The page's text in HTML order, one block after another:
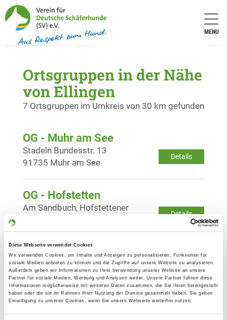
Diese Webseite verwendet Cookies
Wir verwenden Cookies, um Inhalte und Anzeigen zu personalisieren, Funktionen für
soziale Medien anbieten zu können und die Zugriffe auf unsere Website zu analysieren.
Außerdem geben wir Informationen zu Ihrer Verwendung unserer Website an unsere
Partner für soziale Medien, Werbung und Analysen weiter. Unsere Partner führen diese
Informationen möglicherweise mit weiteren Daten zusammen, die Sie ihnen bereitgestellt
haben oder die sie im Rahmen Ihrer Nutzung der Dienste gesammelt haben. Sie geben
Einwilligung zu unseren Cookies, wenn Sie unsere Webseite weiterhin nutzen.
MENU
Ortsgruppen in der Nähe
von Ellingen
7 Ortsgruppen im Umkreis von 30 km gefunden
OG - Muhr am See
Details
Stadeln Bundesstr. 13
91735 Muhr am See
OG - Hofstetten
Details
Am Sandbuch, Hofstettener
91154 Roth-Hofstetten
OG - Langenaltheim und Umgebung
Details
Herrnstr. 25
91799 Langenaltheim